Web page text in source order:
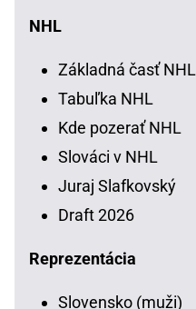
NHL
Základná časť NHL
Tabuľka NHL
Kde pozerať NHL
Slováci v NHL
Juraj Slafkovský
Draft 2026
Reprezentácia
Slovensko (muži)